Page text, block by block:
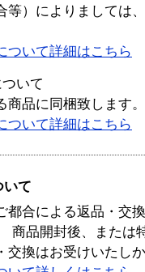
等）によりましては
ついて詳細はこちら
いて
商品に同梱致します。
ついて詳細はこちら
いて
都合による返品・交
商品開封後、または
交換はお受けいたし